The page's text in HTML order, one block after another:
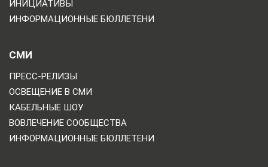
ИНИЦИАТИВЫ
ИНФОРМАЦИОННЫЕ БЮЛЛЕТЕНИ
СМИ
ПРЕСС-РЕЛИЗЫ
ОСВЕЩЕНИЕ В СМИ
КАБЕЛЬНЫЕ ШОУ
ВОВЛЕЧЕНИЕ СООБЩЕСТВА
ИНФОРМАЦИОННЫЕ БЮЛЛЕТЕНИ